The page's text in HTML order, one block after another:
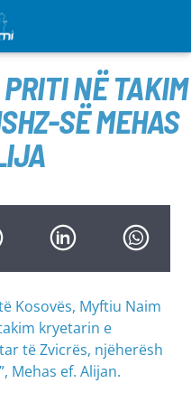
NË TAKIM
SË MEHAS
Kosovës, Myftiu Naim
kryetarin e
të Zvicrës, njëherësh
Mehas ef. Alijan.